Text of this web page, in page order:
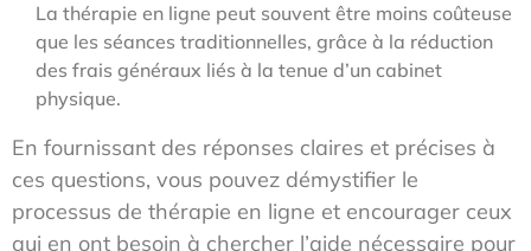
La thérapie en ligne peut souvent être moins coûteuse
que les séances traditionnelles, grâce à la réduction
des frais généraux liés à la tenue d’un cabinet
physique.
En fournissant des réponses claires et précises à
ces questions, vous pouvez démystifier le
processus de thérapie en ligne et encourager ceux
qui en ont besoin à chercher l’aide nécessaire pour